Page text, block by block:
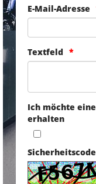
E-Mail-Adresse
Textfeld
Ich möchte
erhalten
Sicherheitscode